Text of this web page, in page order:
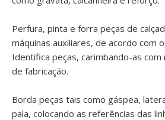
Perfura, pinta e forra peças de
máquinas auxiliares, de acordo com
Identifica peças, carimbando-as
de fabricação.
Borda peças tais como gáspea,
pala, colocando as referências das